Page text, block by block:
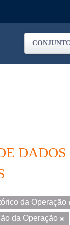
DADOS
da Operação
da Operação